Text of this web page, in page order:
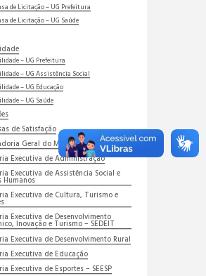
de Licitação – UG Prefeitura
de Licitação – UG Saúde
– UG Prefeitura
– UG Assistência Social
– UG Educação
– UG Saúde
de Satisfação
Geral do Município
Executiva de Administração
Executiva de Assistência Social e
Humanos
Executiva de Cultura, Turismo e
Executiva de Desenvolvimento
Inovação e Turismo – SEDEIT
Executiva de Desenvolvimento Rural
Executiva de Educação
Executiva de Esportes – SEESP